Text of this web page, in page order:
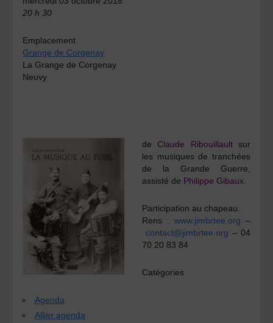
20 h 30
Emplacement
Grange de Corgenay
La Grange de Corgenay
Neuvy
de Claude Ribouillaultsur
les musiques de tranchées
de la Grande Guerre,
assisté de Philippe Gibaux
Participation au chapeau.
Rens : www.jimbrtee.org –
contact@jimbrtee.org – 04
70 20 83 84
Catégories
Agenda
Allier agenda